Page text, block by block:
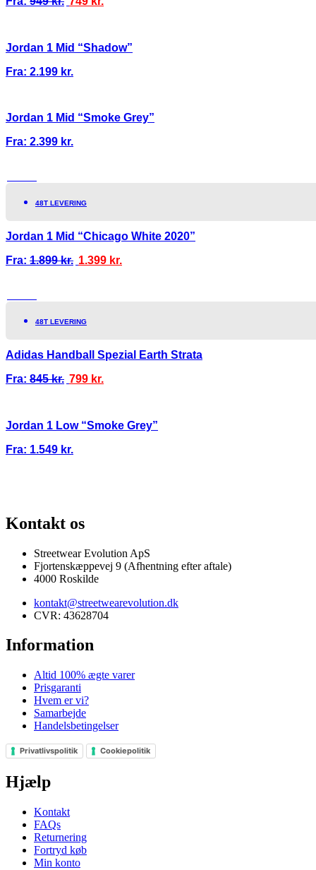
Jordan 1 Mid “Shadow”
Fra: 2.199 kr.
Jordan 1 Mid “Smoke Grey”
Fra: 2.399 kr.
48T LEVERING
Jordan 1 Mid “Chicago White 2020”
Fra: 1.899kr. 1.399 kr.
48T LEVERING
Adidas Handball Spezial Earth Strata
Fra: 845kr. 799 kr.
Jordan 1 Low “Smoke Grey”
Fra: 1.549 kr.
Kontakt os
Streetwear Evolution ApS
Fjortenskæppevej 9 (Afhentning efter aftale)
4000 Roskilde
kontakt@streetwearevolution.dk
CVR: 43628704
Information
Altid 100% ægte varer
Prisgaranti
Hvem er vi?
Samarbejde
Handelsbetingelser
Privatlivspolitik Cookiepolitik
Hjælp
Kontakt
FAQs
Returnering
Fortryd køb
Min konto